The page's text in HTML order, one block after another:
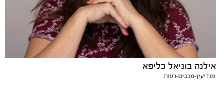
אילנה בוניאל כליפא
מודיעין-מכבים-רעות